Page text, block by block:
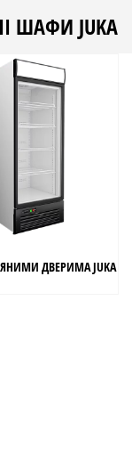
ШАФИ JUKA
ДВЕРИМА JUKA